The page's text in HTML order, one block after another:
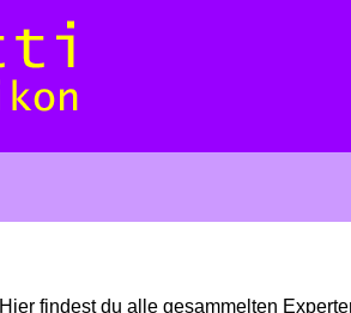
Hier findest du alle gesammelten